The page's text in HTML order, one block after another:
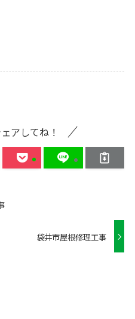
アしてね！
袋井市屋根修理工事